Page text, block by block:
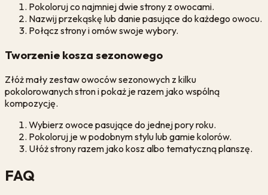
Pokoloruj co najmniej dwie strony z owocami.
Nazwij przekąskę lub danie pasujące do każdego owocu.
Połącz strony i omów swoje wybory.
Tworzenie kosza sezonowego
Złóż mały zestaw owoców sezonowych z kilku
pokolorowanych stron i pokaż je razem jako wspólną
kompozycję.
Wybierz owoce pasujące do jednej pory roku.
Pokoloruj je w podobnym stylu lub gamie kolorów.
Ułóż strony razem jako kosz albo tematyczną planszę.
FAQ